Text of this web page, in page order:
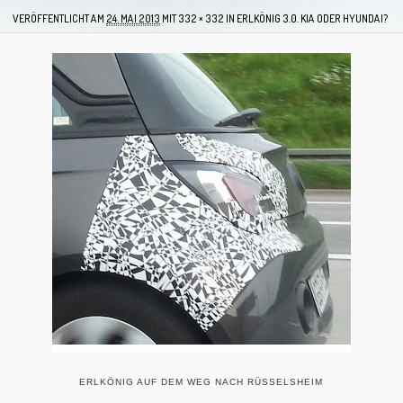
VERÖFFENTLICHT AM 24. MAI 2013 MIT332 × 332 IN ERLKÖNIG 3.0. KIA ODER HYUNDAI?
ERLKÖNIG AUF DEM WEG NACH RÜSSELSHEIM